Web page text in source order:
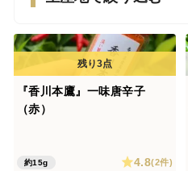
『香川本鷹』一味唐辛子
（赤）
約15g 4.8(2件)